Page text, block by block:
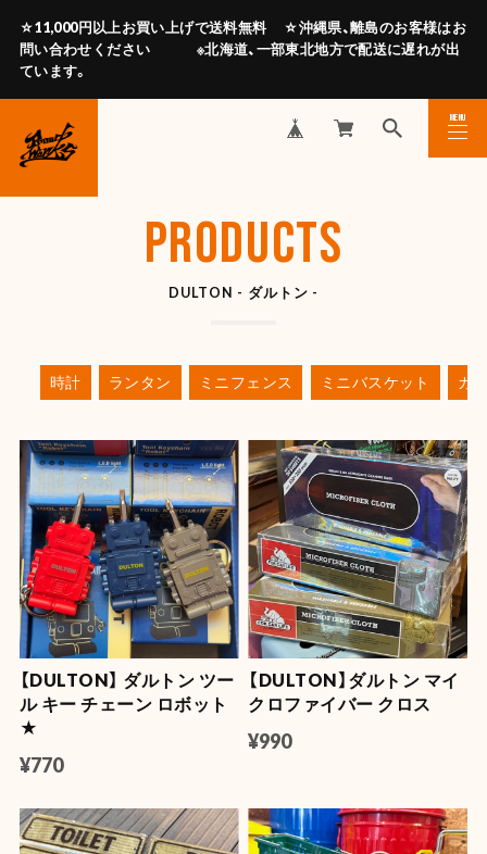
☆11,000円以上お買い上げで送料無料 ☆沖縄県、離島のお客様はお
問い合わせください ※北海道、一部東北地方で配送に遅れが出
ています。
MENU
CLOSE
PRODUCTS
DULTON - ダルトン -
時計 ランタン ミニフェンス ミニバスケット ガ
【DULTON】 ダルトン ツー
ル キー チェーン ロボット
★
¥770
【DULTON】ダルトン マイ
クロファイバー クロス
¥990